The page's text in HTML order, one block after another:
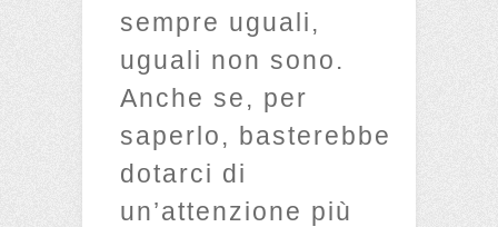
sempre uguali,
uguali non sono.
Anche se, per
saperlo, basterebbe
dotarci di
un’attenzione più